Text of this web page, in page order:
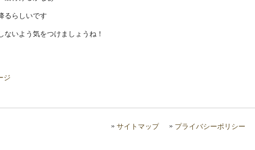
るらしいです
ないよう気をつけましょうね！
ジ
サイトマップ プライバシーポリシー